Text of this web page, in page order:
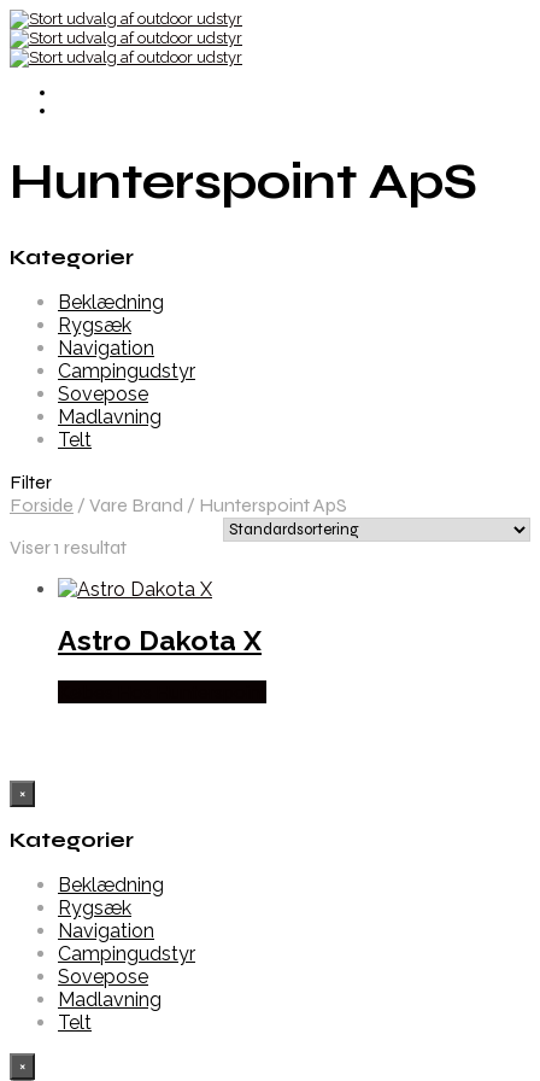
Hunterspoint ApS
Kategorier
Beklædning
Rygsæk
Navigation
Campingudstyr
Sovepose
Madlavning
Telt
Filter
Forside / Vare Brand / Hunterspoint ApS
Viser 1 resultat
Astro Dakota X
×
Kategorier
Beklædning
Rygsæk
Navigation
Campingudstyr
Sovepose
Madlavning
Telt
×